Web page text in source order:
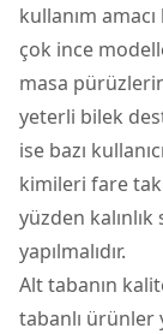
kullanım
çok ince
masa
yeterli bilek
ise bazı
kimileri fare
yüzden
yapılmalıdır.
Alt tabanın
tabanlı ürünler